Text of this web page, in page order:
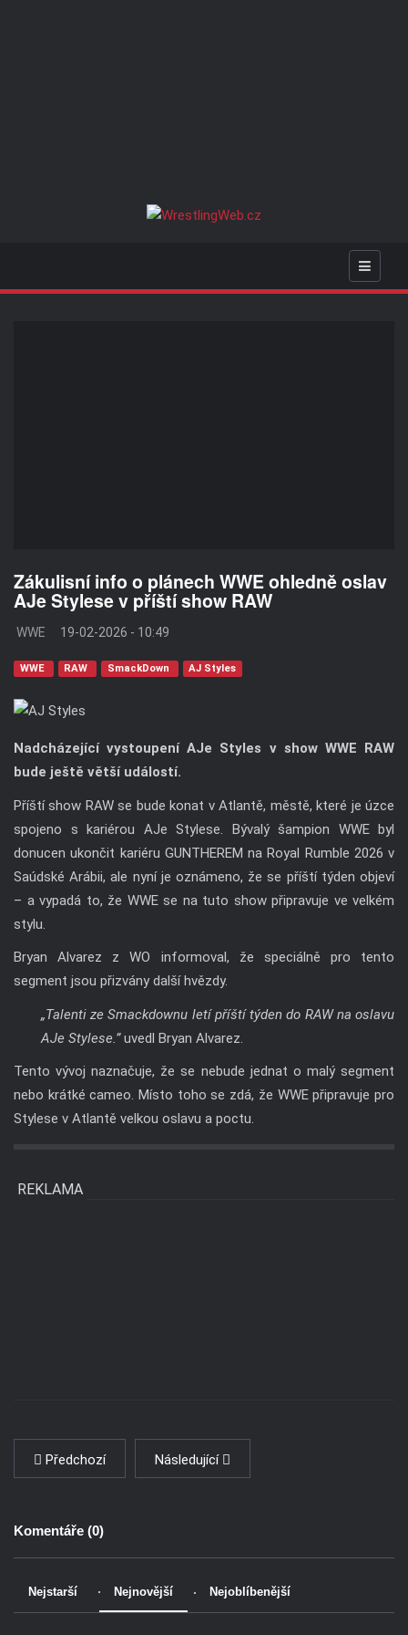
Zákulisní info o plánech WWE ohledně oslav
AJe Stylese v příští show RAW
WWE 19-02-2026 - 10:49
WWE RAW SmackDown AJ Styles
Nadcházející vystoupení AJe Styles v show WWE RAW
bude ještě větší událostí.
Příští show RAW se bude konat v Atlantě, městě, které je úzce
spojeno s kariérou AJe Stylese. Bývalý šampion WWE byl
donucen ukončit kariéru GUNTHEREM na Royal Rumble 2026 v
Saúdské Arábii, ale nyní je oznámeno, že se příští týden objeví
– a vypadá to, že WWE se na tuto show připravuje ve velkém
stylu.
Bryan Alvarez z WO informoval, že speciálně pro tento
segment jsou přizvány další hvězdy.
„Talenti ze Smackdownu letí příští týden do RAW na oslavu
AJe Stylese.”uvedl Bryan Alvarez.
Tento vývoj naznačuje, že se nebude jednat o malý segment
nebo krátké cameo. Místo toho se zdá, že WWE připravuje pro
Stylese v Atlantě velkou oslavu a poctu.
REKLAMA
Předchozí Následující
Komentáře (0)
Nejstarší Nejnovější Nejoblíbenější